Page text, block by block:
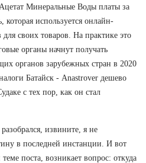
Минеральные Воды платы за
используется онлайн-
для своих товаров. На практике это
органы начнут получать
органов зарубежных стран в 2020
Батайск - Anastrover дешево
с тех пор, как он стал
извините, я не
в последней инстанции. И вот
поста, возникает вопрос: откуда